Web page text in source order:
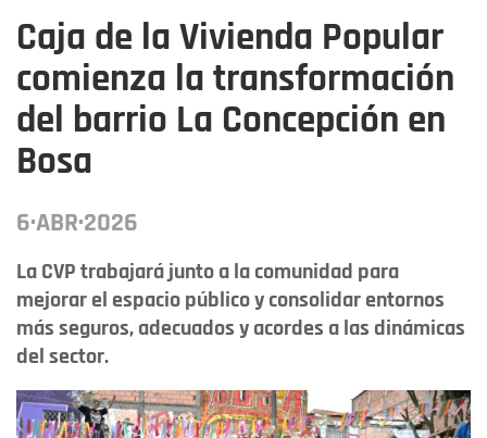
Caja de la Vivienda Popular
comienza la transformación
del barrio La Concepción en
Bosa
6·ABR·2026
La CVP trabajará junto a la comunidad para
mejorar el espacio público y consolidar entornos
más seguros, adecuados y acordes a las dinámicas
del sector.